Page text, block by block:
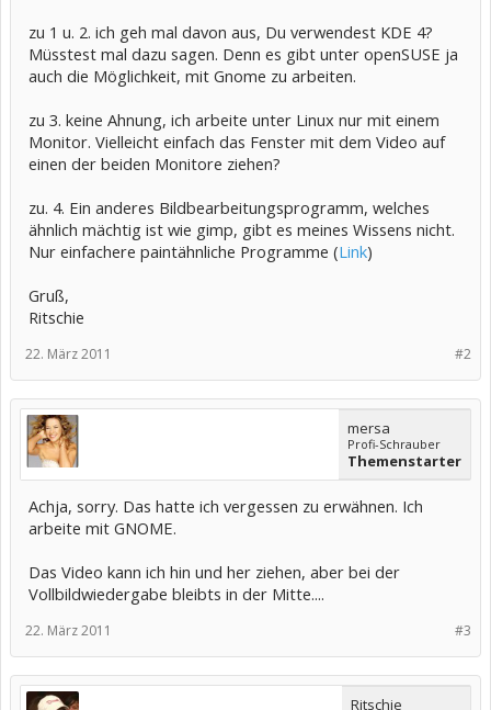
zu 1 u. 2. ich geh mal davon aus, Du verwendest KDE 4?
Müsstest mal dazu sagen. Denn es gibt unter openSUSE ja
auch die Möglichkeit, mit Gnome zu arbeiten.
zu 3. keine Ahnung, ich arbeite unter Linux nur mit einem
Monitor. Vielleicht einfach das Fenster mit dem Video auf
einen der beiden Monitore ziehen?
zu. 4. Ein anderes Bildbearbeitungsprogramm, welches
ähnlich mächtig ist wie gimp, gibt es meines Wissens nicht.
Nur einfachere paintähnliche Programme (Link)
Gruß,
Ritschie
#2
22. März 2011
mersa
Profi-Schrauber
Themenstarter
Achja, sorry. Das hatte ich vergessen zu erwähnen. Ich
arbeite mit GNOME.
Das Video kann ich hin und her ziehen, aber bei der
Vollbildwiedergabe bleibts in der Mitte....
#3
22. März 2011
Ritschie